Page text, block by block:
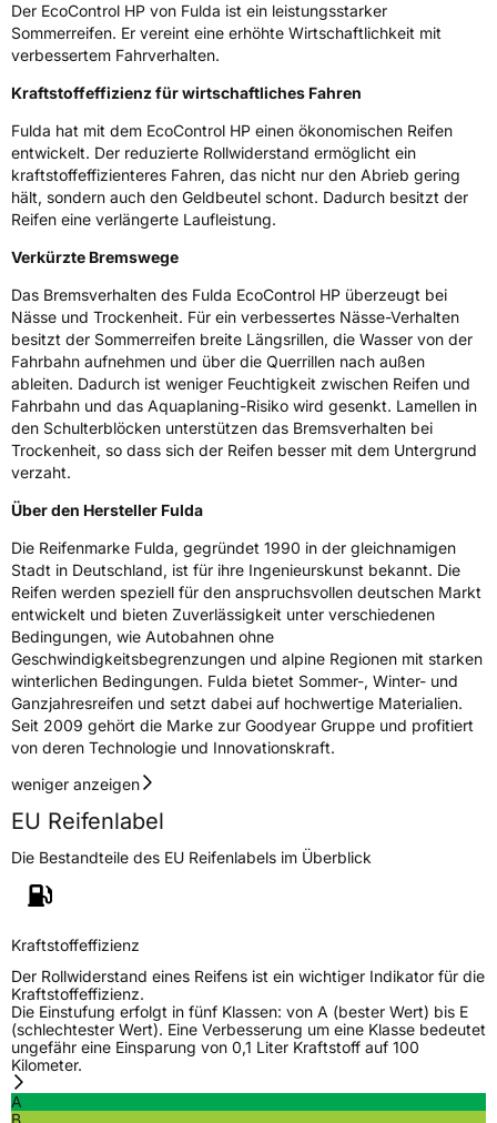
3PMSF / Schneeflockensymbol / Alpine-Symbol Nein
Allgemeine Produktsicherheit (GPSR)
HerstellerkontaktGoodyear S.A. Innovation Center, Avenue
Gordon Smith 7750 Colmar-Berg Luxemburg,
www.goodyear.eu
Der EcoControl HP von Fulda ist ein leistungsstarker
Sommerreifen. Er vereint eine erhöhte Wirtschaftlichkeit mit
verbessertem Fahrverhalten.
Kraftstoffeffizienz für wirtschaftliches Fahren
Fulda hat mit dem EcoControl HP einen ökonomischen Reifen
entwickelt. Der reduzierte Rollwiderstand ermöglicht ein
kraftstoffeffizienteres Fahren, das nicht nur den Abrieb gering
hält, sondern auch den Geldbeutel schont. Dadurch besitzt der
Reifen eine verlängerte Laufleistung.
Verkürzte Bremswege
Das Bremsverhalten des Fulda EcoControl HP überzeugt bei
Nässe und Trockenheit. Für ein verbessertes Nässe-Verhalten
besitzt der Sommerreifen breite Längsrillen, die Wasser von der
Fahrbahn aufnehmen und über die Querrillen nach außen
ableiten. Dadurch ist weniger Feuchtigkeit zwischen Reifen und
Fahrbahn und das Aquaplaning-Risiko wird gesenkt. Lamellen in
den Schulterblöcken unterstützen das Bremsverhalten bei
Trockenheit, so dass sich der Reifen besser mit dem Untergrund
verzaht.
Über den Hersteller Fulda
Die Reifenmarke Fulda, gegründet 1990 in der gleichnamigen
Stadt in Deutschland, ist für ihre Ingenieurskunst bekannt. Die
Reifen werden speziell für den anspruchsvollen deutschen Markt
entwickelt und bieten Zuverlässigkeit unter verschiedenen
Bedingungen, wie Autobahnen ohne
Geschwindigkeitsbegrenzungen und alpine Regionen mit starken
winterlichen Bedingungen. Fulda bietet Sommer-, Winter- und
Ganzjahresreifen und setzt dabei auf hochwertige Materialien.
Seit 2009 gehört die Marke zur Goodyear Gruppe und profitiert
von deren Technologie und Innovationskraft.
weniger anzeigen
EU Reifenlabel
Die Bestandteile des EU Reifenlabels im Überblick
Kraftstoffeffizienz
Der Rollwiderstand eines Reifens ist ein wichtiger Indikator für die
Kraftstoffeffizienz.
Die Einstufung erfolgt in fünf Klassen: von A (bester Wert) bis E
(schlechtester Wert). Eine Verbesserung um eine Klasse bedeutet
ungefähr eine Einsparung von 0,1 Liter Kraftstoff auf 100
Kilometer.
A